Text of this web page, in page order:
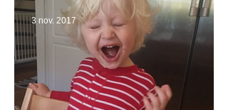
3 nov. 2017